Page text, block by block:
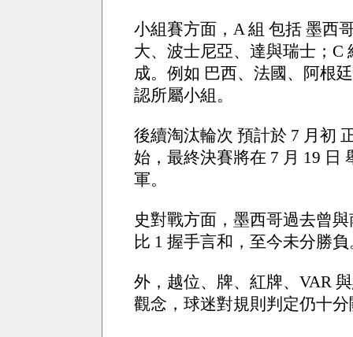
小組賽方面，A 組 包括 墨西
大、波士尼亞、達與瑞士；C
成。例如 巴西、法國、阿根
認所屬小組。
後續淘汰輪次 預計於 7 月初
始，最終決賽將在 7 月 19 日
軍。
史對戰方面，墨西哥過去曾
比 1 握手言和，至今未分勝負
外，越位、牌、紅牌、VAR
觀念，球迷對規則判定仍十分